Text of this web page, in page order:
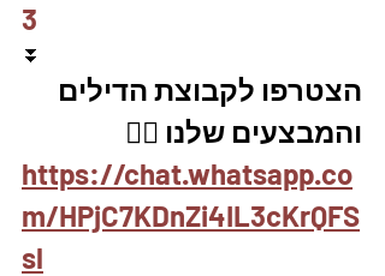
3
⏬
הצטרפו לקבוצת הדילים
והמבצעים שלנו 👇🏽
https://chat.whatsapp.co
m/HPjC7KDnZi4IL3cKrQFS
sl